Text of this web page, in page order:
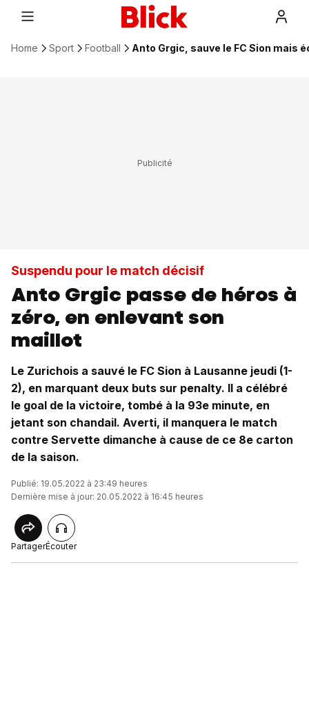
Home Sport Football Anto Grgic, sauve le FC Sion mais
Suspendu pour le match décisif
Anto Grgic passe de héros à
zéro, en enlevant son
maillot
Le Zurichois a sauvé le FC Sion à Lausanne jeudi (1-
2), en marquant deux buts sur penalty. Il a célébré
le goal de la victoire, tombé à la 93e minute, en
jetant son chandail. Averti, il manquera le match
contre Servette dimanche à cause de ce 8e carton
de la saison.
Publié: 19.05.2022 à 23:49 heures
Dernière mise à jour: 20.05.2022 à 16:45 heures
PartagerÉcouter